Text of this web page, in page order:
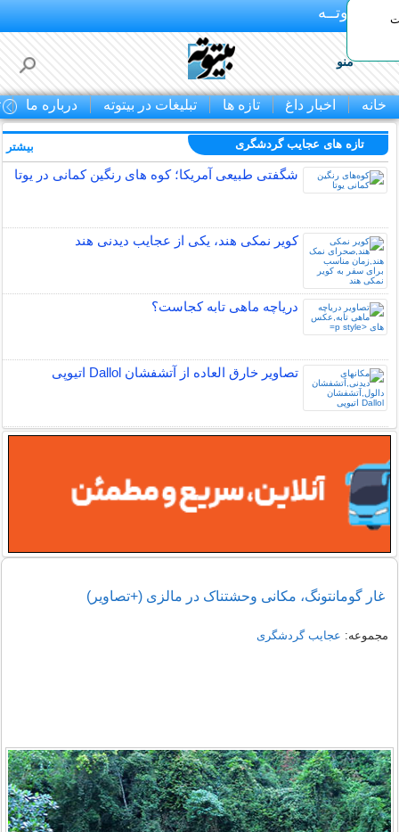
بـیتوتــه
منو
خانه اخبار داغ تازه ها تبلیغات در بیتوته درباره ما
تازه های عجایب گردشگری
شگفتی طبیعی آمریکا؛ کوه های رنگین کمانی در یوتا
کویر نمکی هند، یکی از عجایب دیدنی هند
دریاچه ماهی تابه کجاست؟
تصاویر خارق العاده از آتشفشان Dallol اتیوپی
بیشتر
غار گومانتونگ، مکانی وحشتناک در مالزی (+تصاویر)
مجموعه: عجایب گردشگری